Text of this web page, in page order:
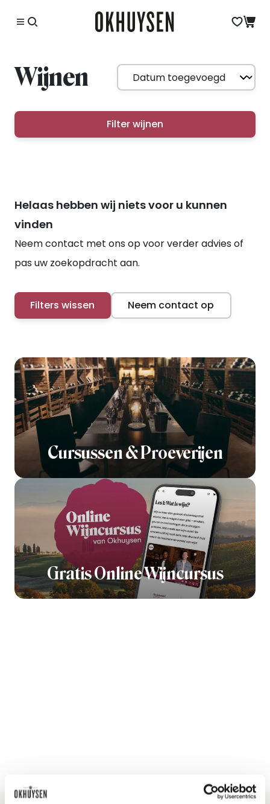
Wijnen
Filter wijnen
Helaas hebben wij niets voor u kunnen
vinden
Neem contact met ons op voor verder advies of
pas uw zoekopdracht aan.
Filters wissen Neem contact op
Cursussen & Proeverijen
Gratis Online Wijncursus